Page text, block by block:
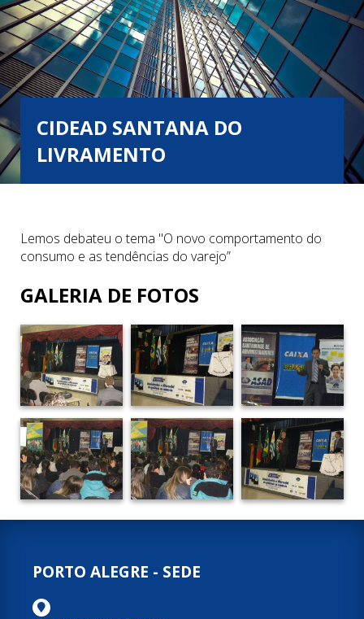
CIDEAD SANTANA DO
LIVRAMENTO
Lemos debateu o tema "O novo comportamento do
consumo e as tendências do varejo”
GALERIA DE FOTOS
PORTO ALEGRE - SEDE